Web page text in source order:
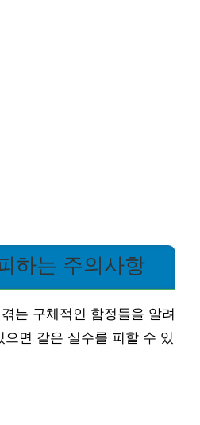
하는 주의사항
는 구체적인 함정들을 알려
면 같은 실수를 피할 수 있